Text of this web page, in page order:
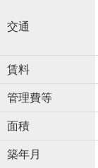
交通
賃料
管理費等
面積
築年月